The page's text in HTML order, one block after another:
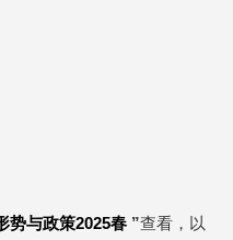
势与政策2025春 ”查看，以